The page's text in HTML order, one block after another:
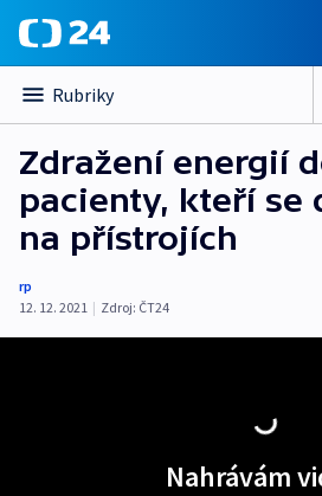
Rubriky
Zdražení energií
pacienty, kteří se
na přístrojích
rp
12. 12. 2021 | Zdroj: ČT24
Nahrávám